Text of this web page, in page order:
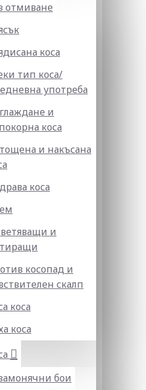
отмиване
коса
тип коса/
употреба
и
коса
и накъсана
коса
и
косопад и
скалп
коса
коса
бои